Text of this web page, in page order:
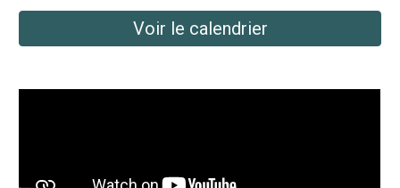
Voir le calendrier